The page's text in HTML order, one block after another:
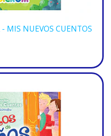
MIS NUEVOS CUENTOS